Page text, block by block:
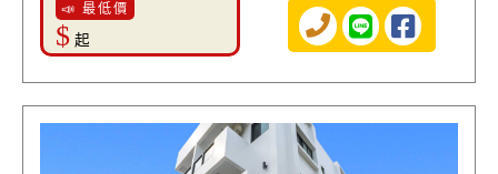
📣 最低價
$ 起